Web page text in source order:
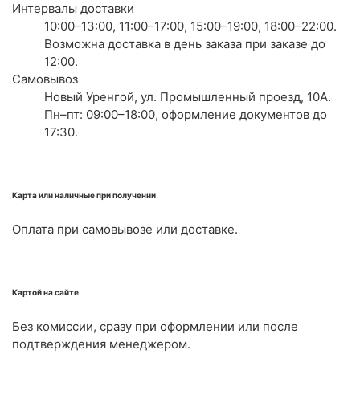
Интервалы доставки
10:00–13:00, 11:00–17:00, 15:00–19:00, 18:00–22:00.
Возможна доставка в день заказа при заказе до
12:00.
Самовывоз
Новый Уренгой, ул. Промышленный проезд, 10А.
Пн–пт: 09:00–18:00, оформление документов до
17:30.
Карта или наличные при получении
Оплата при самовывозе или доставке.
Картой на сайте
Без комиссии, сразу при оформлении или после
подтверждения менеджером.